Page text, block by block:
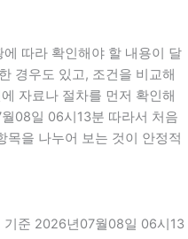
따라 확인해야 할 내용이 달
경우도 있고, 조건을 비교해
자료나 절차를 먼저 확인해
08일 06시13분 따라서 처음
목을 나누어 보는 것이 안정적
기준 2026년07월08일 06시13